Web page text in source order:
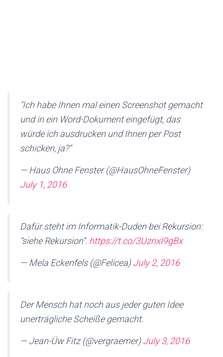
"Ich habe Ihnen mal einen Screenshot gemacht
und in ein Word-Dokument eingefügt, das
würde ich ausdrucken und Ihnen per Post
schicken, ja?"
— Haus Ohne Fenster (@HausOhneFenster)
July 1, 2016
Dafür steht im Informatik-Duden bei Rekursion:
“siehe Rekursion“. https://t.co/3UznxI9gBx
— Mela Eckenfels (@Felicea)July 2, 2016
Der Mensch hat noch aus jeder guten Idee
unerträgliche Scheiße gemacht.
— Jean-Üw Fitz (@vergraemer)July 3, 2016